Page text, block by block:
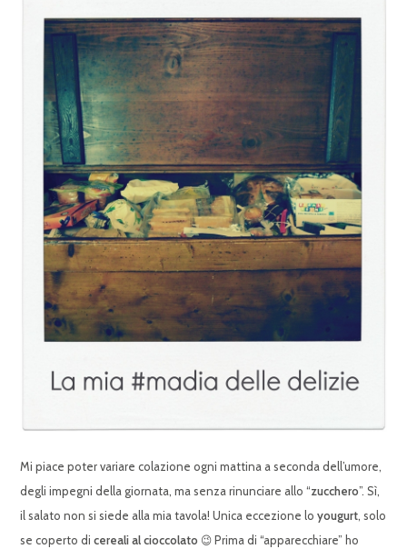
Mi piace poter variare colazione ogni mattina a seconda dell’umore,
degli impegni della giornata, ma senza rinunciare allo “zucchero”. Sì,
il salato non si siede alla mia tavola! Unica eccezione lo yougurt , solo
se coperto di cereali al cioccolato 😉 Prima di “apparecchiare” ho